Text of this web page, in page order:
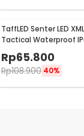
TaffLED Senter LED
Tactical Waterproof
3000 Lumens - E97
Rp65.800
Rp108.900 40%